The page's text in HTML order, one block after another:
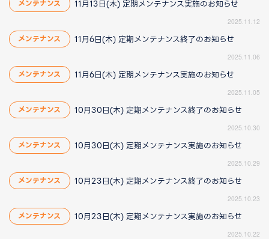
メンテナンス 11月13日(木) 定期メンテナンス実施のお知らせ
2025.11.12
メンテナンス 11月6日(木) 定期メンテナンス終了のお知らせ
2025.11.06
メンテナンス 11月6日(木) 定期メンテナンス実施のお知らせ
2025.11.05
メンテナンス 10月30日(木) 定期メンテナンス終了のお知らせ
2025.10.30
メンテナンス 10月30日(木) 定期メンテナンス実施のお知らせ
2025.10.29
メンテナンス 10月23日(木) 定期メンテナンス終了のお知らせ
2025.10.23
メンテナンス 10月23日(木) 定期メンテナンス実施のお知らせ
2025.10.22